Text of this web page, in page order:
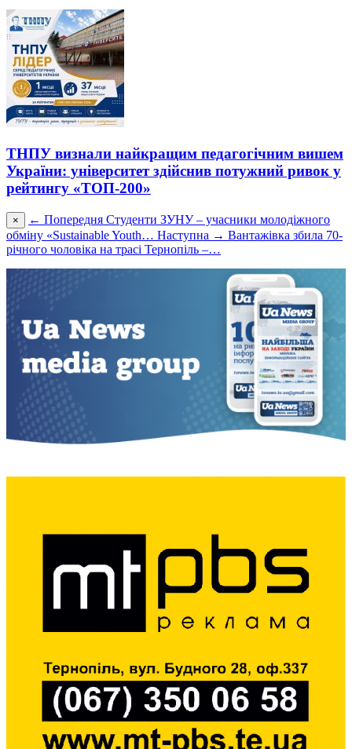
ТНПУ визнали найкращим педагогічним вишем
України: університет здійснив потужний ривок у
рейтингу «ТОП-200»
× ← Попередня Студенти ЗУНУ – учасники молодіжного
обміну «Sustainable Youth… Наступна → Вантажівка збила 70-
річного чоловіка на трасі Тернопіль –…